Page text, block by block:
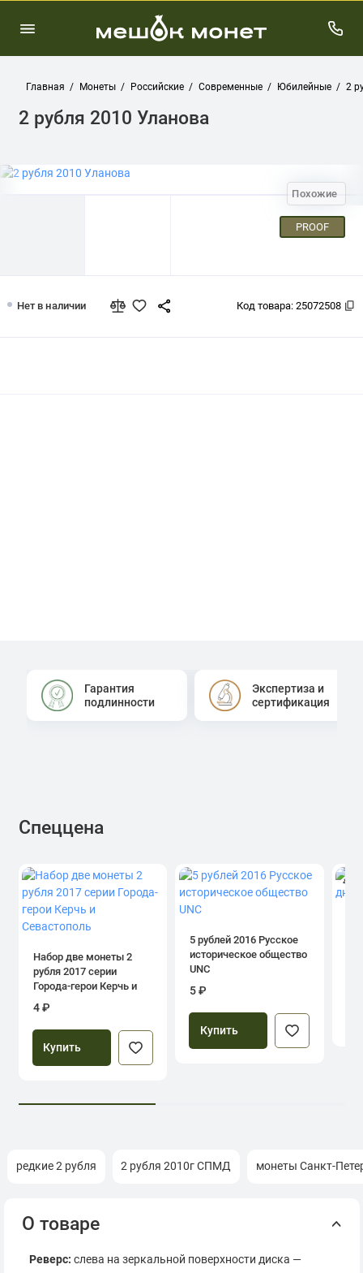
Главная Монеты Российские Современные Юбилейные 2
2 рубля 2010 Уланова
Похожие
PROOF
Нет в наличии Код товара: 25072508
Гарантия
подлинности
Экспертиза и
сертификация
Спеццена
Набор две монеты 2
рубля 2017 серии
Города-герои Керчь и
Севастополь
4 ₽
Купить
5 рублей 2016 Русское
историческое общество
UNC
5 ₽
Купить
4.0
редкие 2 рубля 2 рубля 2010г СПМД монеты Санкт-
О товаре
Реверс: слева на зеркальной поверхности диска —